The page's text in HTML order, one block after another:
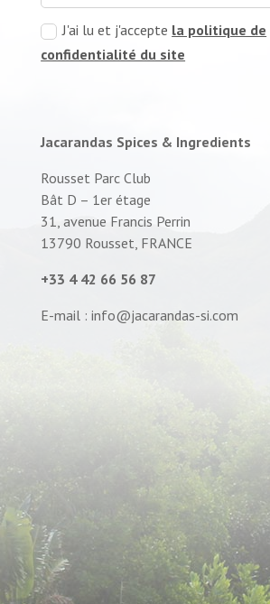
J'ai lu et j'accepte la politique de
confidentialité du site
Jacarandas Spices & Ingredients
Rousset Parc Club
Bât D – 1er étage
31, avenue Francis Perrin
13790 Rousset, FRANCE
+33 4 42 66 56 87
E-mail : info@jacarandas-si.com